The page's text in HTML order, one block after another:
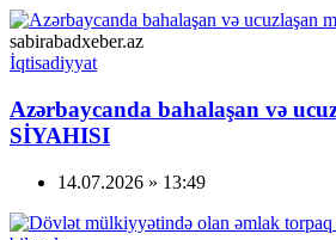
sabirabadxeber.az
İqtisadiyyat
Azərbaycanda bahalaşan və
SİYAHISI
14.07.2026 » 13:49